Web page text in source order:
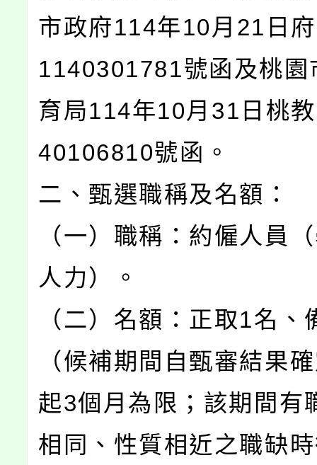
市政府114年10月21日
1140301781號函及桃園
育局114年10月31日桃
40106810號函。
二、甄選職稱及名額：
（一）職稱：約僱人員
人力）。
（二）名額：正取1名、
（候補期間自甄審結果
起3個月為限；該期間有
相同、性質相近之職缺